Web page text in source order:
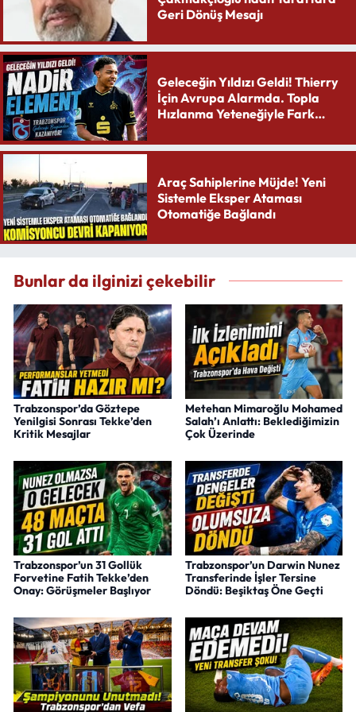
Geri Dönüş Mesajı
Geleceğin Yıldızı Geldi! Thierry
İçin Avrupa Alarmda. Topla
Hızlanma Yeteneğiyle Fark
Araç Sahiplerine Müjde! Yeni
Sistemle Eksper Ataması
Otomatiğe Bağlandı
Bunlar da ilginizi çekebilir
Trabzonspor’da Göztepe
Yenilgisi Sonrası Tekke’den
Kritik Mesajlar
Metehan Mimaroğlu Mohamed
Salah’ı Anlattı: Beklediğimizin
Çok Üzerinde
Trabzonspor’un 31 Gollük
Forvetine Fatih Tekke’den
Onay: Görüşmeler Başlıyor
Trabzonspor’un Darwin Nunez
Transferinde İşler Tersine
Döndü: Beşiktaş Öne Geçti